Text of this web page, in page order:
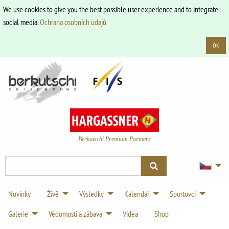
We use cookies to give you the best possible user experience and to integrate
social media.Ochrana osobních údajů
OK
Berkutschi Premium Partners
Novinky Živě Výsledky Kalendář
Sportovci
Galerie
Vědomosti a zábava Videa
Shop